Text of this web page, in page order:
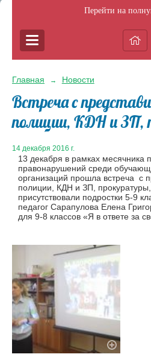
Перейти на
Главная → Новости
Встреча с
полиции, КДН и ЗП,
14 декабря 2016 г.
13 декабря в рамках месячника
правонарушений среди
организаций прошла встреча с
полиции, КДН и ЗП,
присутствовали подростки 5-9
педагог Сарапулова Елена
для 9-8 классов «Я в ответе за